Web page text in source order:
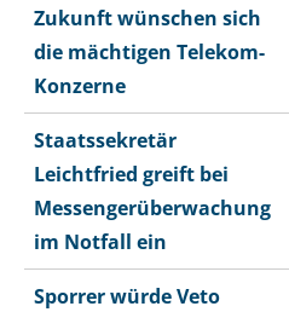
Zukunft wünschen sich
die mächtigen Telekom-
Konzerne
Staatssekretär
Leichtfried greift bei
Messengerüberwachung
im Notfall ein
Sporrer würde Veto